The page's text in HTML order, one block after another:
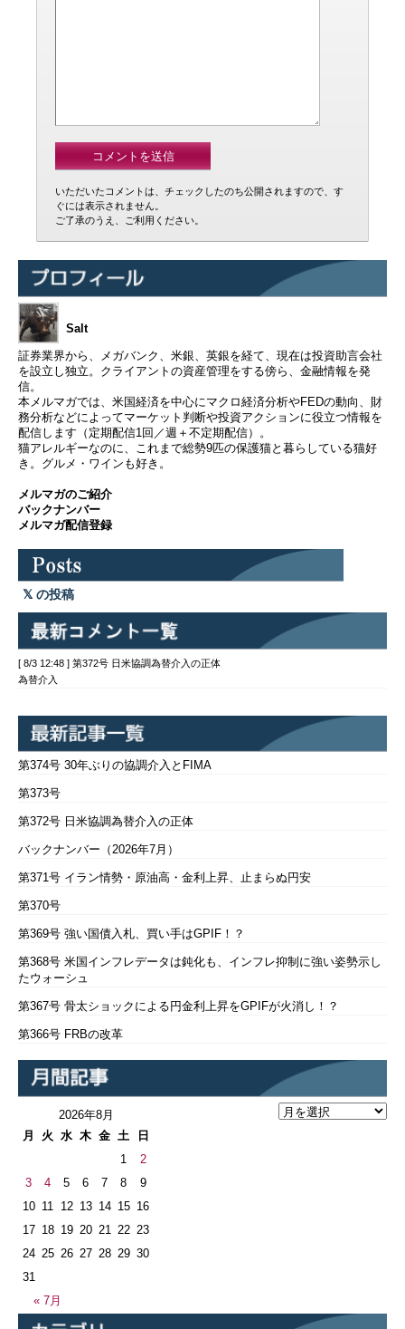
いただいたコメントは、チェックしたのち公開されますので、す
ぐには表示されません。
ご了承のうえ、ご利用ください。
Salt
証券業界から、メガバンク、米銀、英銀を経て、現在は投資助言会社
を設立し独立。クライアントの資産管理をする傍ら、金融情報を発
信。
本メルマガでは、米国経済を中心にマクロ経済分析やFEDの動向、財
務分析などによってマーケット判断や投資アクションに役立つ情報を
配信します（定期配信1回／週＋不定期配信）。
猫アレルギーなのに、これまで総勢9匹の保護猫と暮らしている猫好
き。グルメ・ワインも好き。
メルマガのご紹介
バックナンバー
メルマガ配信登録
の投稿
[ 8/3 12:48 ] 第372号 日米協調為替介入の正体
為替介入
第374号 30年ぶりの協調介入とFIMA
第373号
第372号 日米協調為替介入の正体
バックナンバー（2026年7月）
第371号 イラン情勢・原油高・金利上昇、止まらぬ円安
第370号
第369号 強い国債入札、買い手はGPIF！？
第368号 米国インフレデータは鈍化も、インフレ抑制に強い姿勢示し
たウォーシュ
第367号 骨太ショックによる円金利上昇をGPIFが火消し！？
第366号 FRBの改革
2026年8月
月
火 水 木 金 土 日
« 7月
1
2
3
4 5 6 7 8
9
10 11 12 13 14 15 16
17 18 19 20 21 22 23
24 25 26 27 28 29 30
31